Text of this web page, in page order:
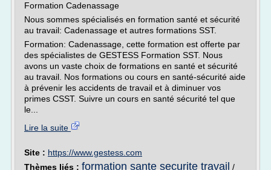
Formation Cadenassage
Nous sommes spécialisés en formation santé et sécurité
au travail: Cadenassage et autres formations SST.
Formation: Cadenassage, cette formation est offerte par
des spécialistes de GESTESS Formation SST. Nous
avons un vaste choix de formations en santé et sécurité
au travail. Nos formations ou cours en santé-sécurité aide
à prévenir les accidents de travail et à diminuer vos
primes CSST. Suivre un cours en santé sécurité tel que
le...
Lire la suite
Site : https://www.gestess.com
Thèmes liés : formation sante securite travail /